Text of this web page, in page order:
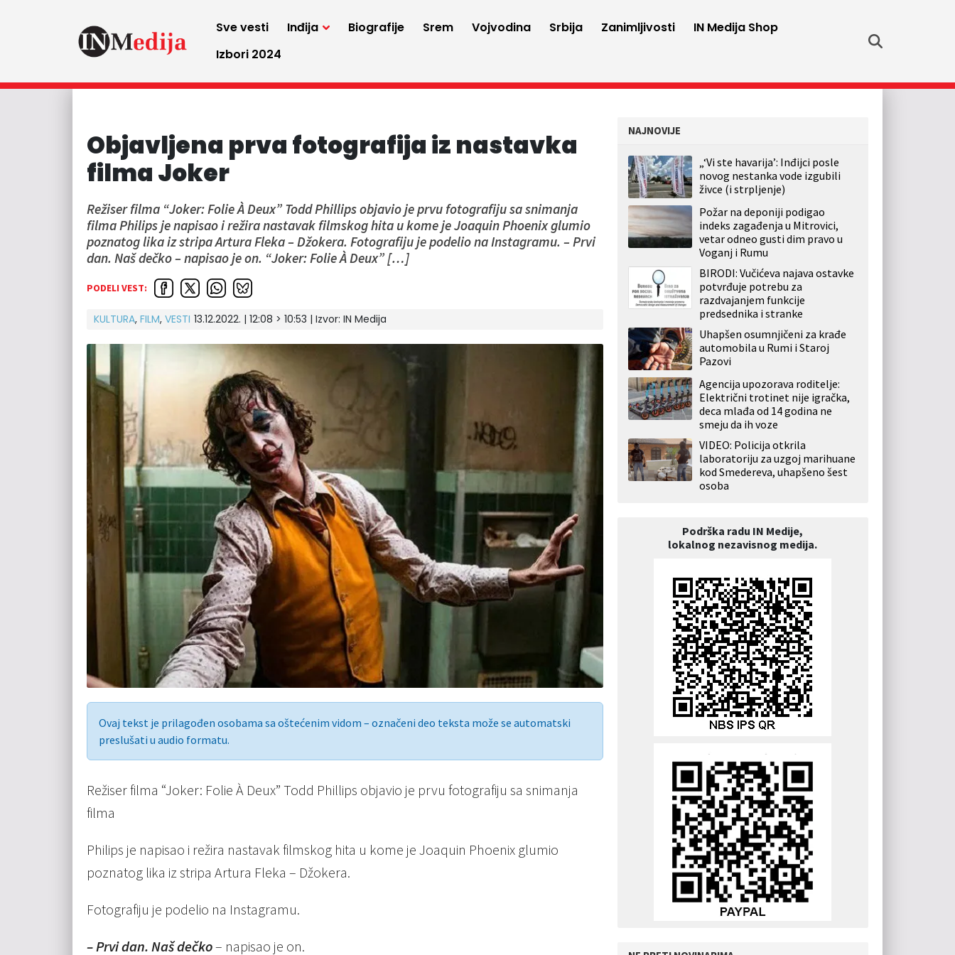
Sve vesti Inđija Biografije Srem Vojvodina Srbija Zanimljivosti
IN Medija Shop
Izbori 2024
Objavljena prva fotografija iz nastavka
filma Joker
Režiser filma “Joker: Folie À Deux” Todd Phillips objavio je prvu fotografiju sa snimanja
filma Philips je napisao i režira nastavak filmskog hita u kome je Joaquin Phoenix glumio
poznatog lika iz stripa Artura Fleka – Džokera. Fotografiju je podelio na Instagramu. – Prvi
dan. Naš dečko – napisao je on. “Joker: Folie À Deux” […]
PODELI VEST:
KULTURA, FILM, VESTI 13.12.2022. | 12:08 > 10:53 | Izvor: IN Medija
Ovaj tekst je prilagođen osobama sa oštećenim vidom – označeni deo teksta može se automatski
preslušati u audio formatu.
Režiser filma “Joker: Folie À Deux” Todd Phillips objavio je prvu fotografiju sa snimanja
filma
Philips je napisao i režira nastavak filmskog hita u kome je Joaquin Phoenix glumio
poznatog lika iz stripa Artura Fleka – Džokera.
Fotografiju je podelio na Instagramu.
– Prvi dan. Naš dečko– napisao je on.
NAJNOVIJE
„‘Vi ste havarija’: Inđijci posle
novog nestanka vode izgubili
živce (i strpljenje)
Požar na deponiji podigao
indeks zagađenja u Mitrovici,
vetar odneo gusti dim pravo u
Voganj i Rumu
BIRODI: Vučićeva najava ostavke
potvrđuje potrebu za
razdvajanjem funkcije
predsednika i stranke
Uhapšen osumnjičeni za krađe
automobila u Rumi i Staroj
Pazovi
Agencija upozorava roditelje:
Električni trotinet nije igračka,
deca mlađa od 14 godina ne
smeju da ih voze
VIDEO: Policija otkrila
laboratoriju za uzgoj marihuane
kod Smedereva, uhapšeno šest
osoba
Podrška radu IN Medije,
lokalnog nezavisnog medija.